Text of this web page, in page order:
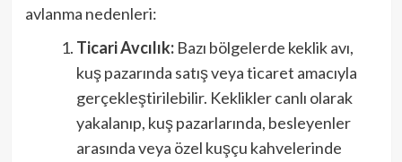
avlanma nedenleri:
Ticari Avcılık:Bazı bölgelerde keklik avı,
kuş pazarında satış veya ticaret amacıyla
gerçekleştirilebilir. Keklikler canlı olarak
yakalanıp, kuş pazarlarında, besleyenler
arasında veya özel kuşçu kahvelerinde